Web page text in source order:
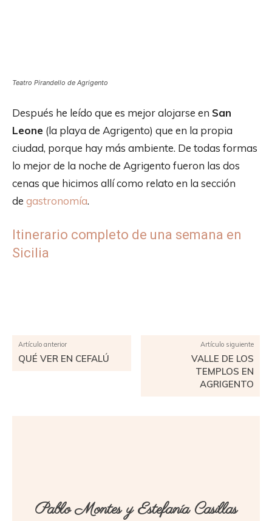
Teatro Pirandello de Agrigento
Después he leído que es mejor alojarse en San
Leone (la playa de Agrigento) que en la propia
ciudad, porque hay más ambiente. De todas formas
lo mejor de la noche de Agrigento fueron las dos
cenas que hicimos allí como relato en la sección
de gastronomía.
Itinerario completo de una semana en
Sicilia
Artículo anterior
QUÉ VER EN CEFALÚ
Artículo siguiente
VALLE DE LOS
TEMPLOS EN
AGRIGENTO
Pablo Montes y Estefanía Casillas